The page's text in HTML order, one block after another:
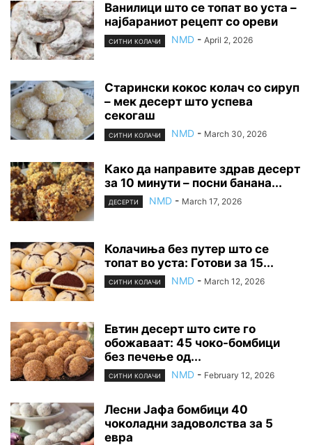
Ванилици што се топат во уста –
најбараниот рецепт со ореви
СИТНИ КОЛАЧИ NMD - April 2, 2026
Старински кокос колач со сируп
– мек десерт што успева
секогаш
СИТНИ КОЛАЧИ NMD - March 30, 2026
Како да направите здрав десерт
за 10 минути – посни банана...
ДЕСЕРТИ NMD - March 17, 2026
Колачиња без путер што се
топат во уста: Готови за 15...
СИТНИ КОЛАЧИ NMD - March 12, 2026
Евтин десерт што сите го
обожаваат: 45 чоко-бомбици
без печење од...
СИТНИ КОЛАЧИ NMD - February 12, 2026
Лесни Јафа бомбици 40
чоколадни задоволства за 5
евра